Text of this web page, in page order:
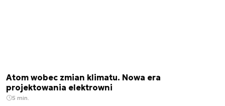
Atom wobec zmian klimatu. Nowa era
projektowania elektrowni
5 min.